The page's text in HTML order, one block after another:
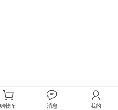
购物车 消息 我的